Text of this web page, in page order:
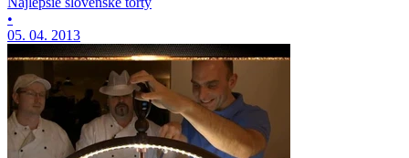
•
05. 04. 2013